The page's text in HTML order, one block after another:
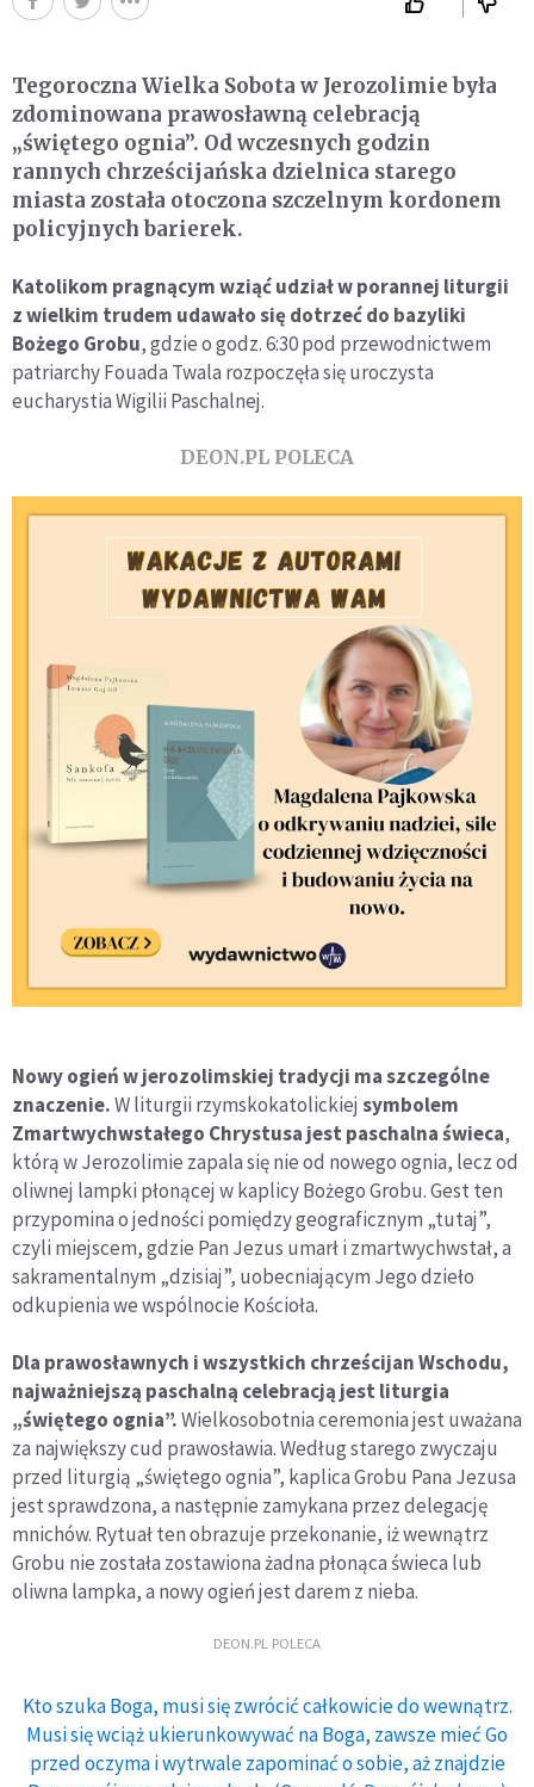
Tegoroczna Wielka Sobota w Jerozolimie była
zdominowana prawosławną celebracją
„świętego ognia”. Od wczesnych godzin
rannych chrześcijańska dzielnica starego
miasta została otoczona szczelnym kordonem
policyjnych barierek.
Katolikom pragnącym wziąć udział w porannej liturgii
z wielkim trudem udawało się dotrzeć do bazyliki
Bożego Grobu, gdzie o godz. 6:30 pod przewodnictwem
patriarchy Fouada Twala rozpoczęła się uroczysta
eucharystia Wigilii Paschalnej.
DEON.PL POLECA
Nowy ogień w jerozolimskiej tradycji ma szczególne
znaczenie.W liturgii rzymskokatolickiej symbolem
Zmartwychwstałego Chrystusa jest paschalna świeca,
którą w Jerozolimie zapala się nie od nowego ognia, lecz od
oliwnej lampki płonącej w kaplicy Bożego Grobu. Gest ten
przypomina o jedności pomiędzy geograficznym „tutaj”,
czyli miejscem, gdzie Pan Jezus umarł i zmartwychwstał, a
sakramentalnym „dzisiaj”, uobecniającym Jego dzieło
odkupienia we wspólnocie Kościoła.
Dla prawosławnych i wszystkich chrześcijan Wschodu,
najważniejszą paschalną celebracją jest liturgia
„świętego ognia”.Wielkosobotnia ceremonia jest uważana
za największy cud prawosławia. Według starego zwyczaju
przed liturgią „świętego ognia”, kaplica Grobu Pana Jezusa
jest sprawdzona, a następnie zamykana przez delegację
mnichów. Rytuał ten obrazuje przekonanie, iż wewnątrz
Grobu nie została zostawiona żadna płonąca świeca lub
oliwna lampka, a nowy ogień jest darem z nieba.
DEON.PL POLECA
Kto szuka Boga, musi się zwrócić całkowicie do wewnątrz.
Musi się wciąż ukierunkowywać na Boga, zawsze mieć Go
przed oczyma i wytrwale zapominać o sobie, aż znajdzie